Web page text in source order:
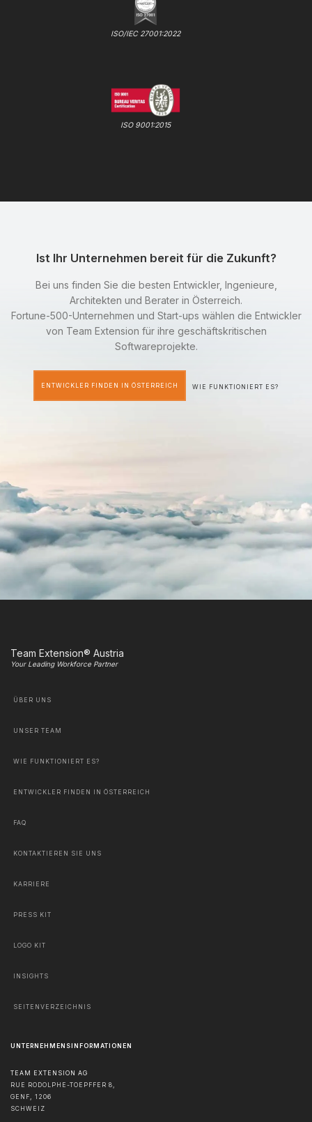
ISO/IEC 27001:2022
ISO 9001:2015
Ist Ihr Unternehmen bereit für die Zukunft?
Bei uns finden Sie die besten Entwickler, Ingenieure,
Architekten und Berater in Österreich.
Fortune-500-Unternehmen und Start-ups wählen die Entwickler
von Team Extension für ihre geschäftskritischen
Softwareprojekte.
ENTWICKLER FINDEN IN ÖSTERREICH WIE FUNKTIONIERT ES?
Team Extension® Austria
Your Leading Workforce Partner
ÜBER UNS
UNSER TEAM
WIE FUNKTIONIERT ES?
ENTWICKLER FINDEN IN ÖSTERREICH
FAQ
KONTAKTIEREN SIE UNS
KARRIERE
PRESS KIT
LOGO KIT
INSIGHTS
SEITENVERZEICHNIS
UNTERNEHMENSINFORMATIONEN
TEAM EXTENSION AG
RUE RODOLPHE-TOEPFFER 8,
GENF, 1206
SCHWEIZ